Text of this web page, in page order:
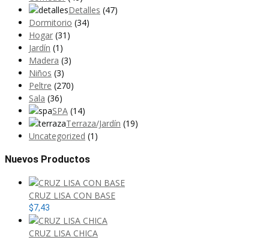
Detalles (47)
Dormitorio (34)
Hogar (31)
Jardín (1)
Madera (3)
Niños (3)
Peltre (270)
Sala (36)
SPA (14)
Terraza/Jardín (19)
Uncategorized (1)
Nuevos Productos
CRUZ LISA CON BASE
$7,43
CRUZ LISA CHICA